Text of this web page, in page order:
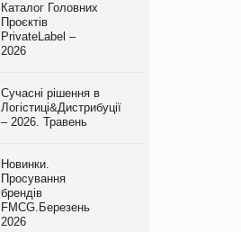
Каталог Головних
Проєктів
PrivateLabel –
2026
Сучасні рішення в
Логістиці&Дистрибуції
– 2026. Травень
Новинки.
Просування
брендів
FMCG.Березень
2026